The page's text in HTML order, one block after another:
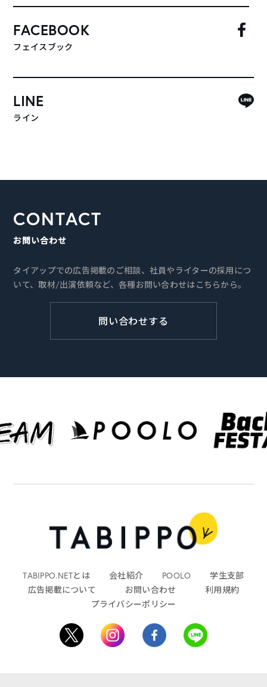
FACEBOOK
フェイスブック
LINE
ライン
CONTACT
お問い合わせ
タイアップでの広告掲載のご相談、社員やライターの採用につ
いて、取材/出演依頼など、各種お問い合わせはこちらから。
問い合わせする
TABIPPO.NETとは 会社紹介 POOLO
学生支部
広告掲載について
お問い合わせ
利用規約
プライバシーポリシー